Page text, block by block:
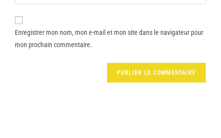
Enregistrer mon nom, mon e-mail et mon site dans le navigateur pour
mon prochain commentaire.